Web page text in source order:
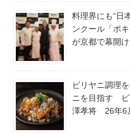
料理界にも“日
ンクール「ボ
が京都で幕開け
ビリヤニ調理
ニを目指す
澤孝将 26年6